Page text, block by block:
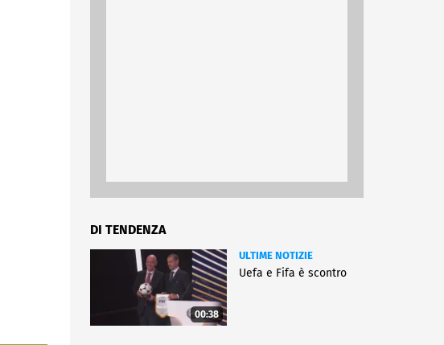
DI TENDENZA
00:38
ULTIME NOTIZIE
Uefa e Fifa è scontro